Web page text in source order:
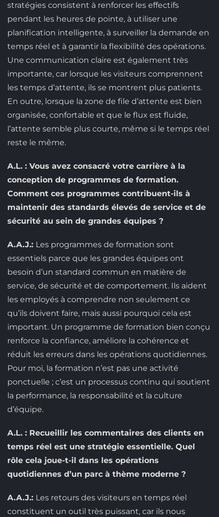
stratégies consistent à renforcer les effectifs
pendant les heures de pointe, à utiliser une
planification intelligente, à surveiller la demande en
temps réel et à garantir la flexibilité des opérations.
Une communication claire est également très
importante, car lorsque les visiteurs comprennent
les temps d’attente, ils se montrent plus patients.
En outre, lorsque la zone de file d’attente est bien
organisée, confortable et que le flux est fluide,
l’attente semble plus courte, même si le temps réel
reste le même.
A.L. : Vous avez consacré votre carrière à la
conception de programmes de formation.
Comment ces programmes contribuent-ils à
maintenir des standards élevés de service et de
sécurité au sein de grandes équipes ?
A.A.J.: Les programmes de formation sont
essentiels parce que les grandes équipes ont
besoin d’un standard commun en matière de
service, de sécurité et de comportement. Ils aident
les employés à comprendre non seulement ce
qu’ils doivent faire, mais aussi pourquoi cela est
important. Un programme de formation bien conçu
renforce la confiance, améliore la cohérence et
réduit les erreurs dans les opérations quotidiennes.
Pour moi, la formation n’est pas une activité
ponctuelle ; c’est un processus continu qui soutient
la performance, la responsabilité et la culture
d’équipe.
A.L. : Recueillir les commentaires des clients en
temps réel est une stratégie essentielle. Quel
rôle cela joue-t-il dans les opérations
quotidiennes d’un parc à thème moderne ?
A.A.J.: Les retours des visiteurs en temps réel
constituent un outil très puissant, car ils nous